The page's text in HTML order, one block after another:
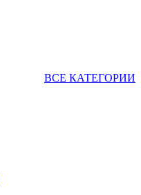
ВСЕ КАТЕГОРИИ